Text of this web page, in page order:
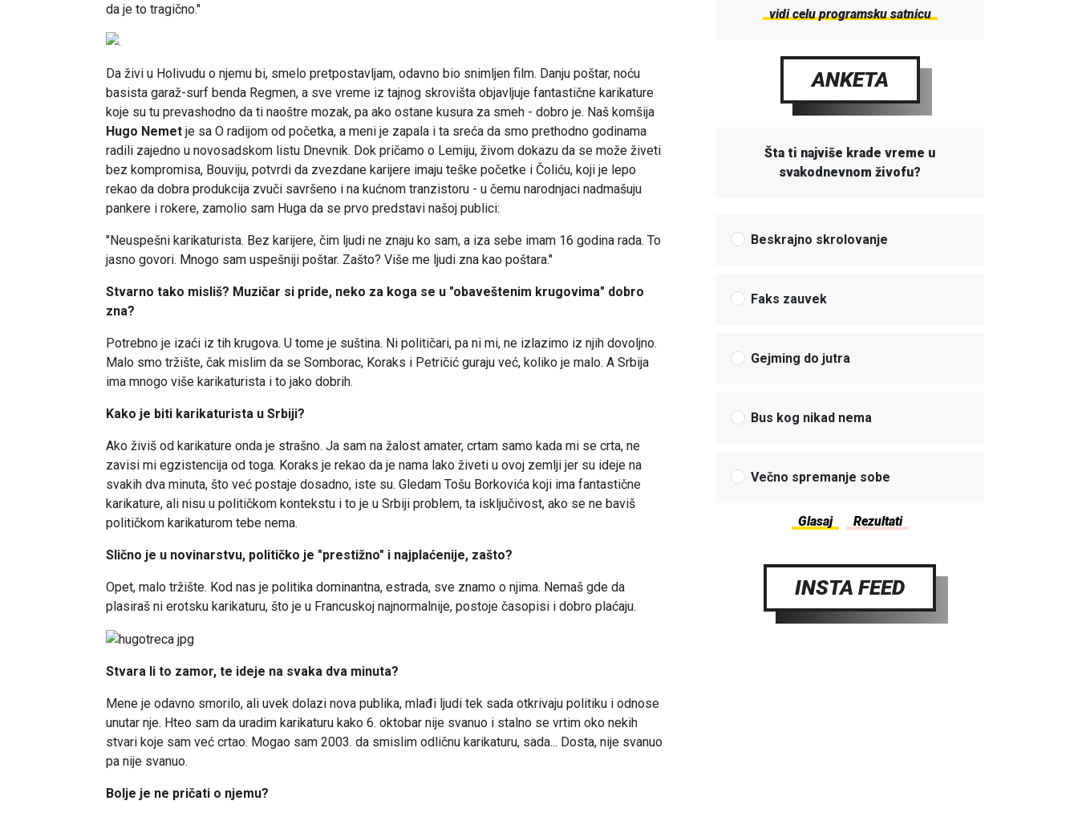
da je to tragično."
Da živi u Holivudu o njemu bi, smelo pretpostavljam, odavno bio snimljen film. Danju poštar, noću
basista garaž-surf benda Regmen, a sve vreme iz tajnog skrovišta objavljuje fantastične karikature
koje su tu prevashodno da ti naoštre mozak, pa ako ostane kusura za smeh - dobro je. Naš komšija
Hugo Nemet je sa O radijom od početka, a meni je zapala i ta sreća da smo prethodno godinama
radili zajedno u novosadskom listu Dnevnik. Dok pričamo o Lemiju, živom dokazu da se može živeti
bez kompromisa, Bouviju, potvrdi da zvezdane karijere imaju teške početke i Čoliću, koji je lepo
rekao da dobra produkcija zvuči savršeno i na kućnom tranzistoru - u čemu narodnjaci nadmašuju
pankere i rokere, zamolio sam Huga da se prvo predstavi našoj publici:
"Neuspešni karikaturista. Bez karijere, čim ljudi ne znaju ko sam, a iza sebe imam 16 godina rada. To
jasno govori. Mnogo sam uspešniji poštar. Zašto? Više me ljudi zna kao poštara."
Stvarno tako misliš? Muzičar si pride, neko za koga se u "obaveštenim krugovima" dobro
zna?
Potrebno je izaći iz tih krugova. U tome je suština. Ni političari, pa ni mi, ne izlazimo iz njih dovoljno.
Malo smo tržište, čak mislim da se Somborac, Koraks i Petričić guraju već, koliko je malo. A Srbija
ima mnogo više karikaturista i to jako dobrih.
Kako je biti karikaturista u Srbiji?
Ako živiš od karikature onda je strašno. Ja sam na žalost amater, crtam samo kada mi se crta, ne
zavisi mi egzistencija od toga. Koraks je rekao da je nama lako živeti u ovoj zemlji jer su ideje na
svakih dva minuta, što već postaje dosadno, iste su. Gledam Tošu Borkovića koji ima fantastične
karikature, ali nisu u političkom kontekstu i to je u Srbiji problem, ta isključivost, ako se ne baviš
političkom karikaturom tebe nema.
Slično je u novinarstvu, političko je "prestižno" i najplaćenije, zašto?
Opet, malo tržište. Kod nas je politika dominantna, estrada, sve znamo o njima. Nemaš gde da
plasiraš ni erotsku karikaturu, što je u Francuskoj najnormalnije, postoje časopisi i dobro plaćaju.
Stvara li to zamor, te ideje na svaka dva minuta?
Mene je odavno smorilo, ali uvek dolazi nova publika, mlađi ljudi tek sada otkrivaju politiku i odnose
unutar nje. Hteo sam da uradim karikaturu kako 6. oktobar nije svanuo i stalno se vrtim oko nekih
stvari koje sam već crtao. Mogao sam 2003. da smislim odličnu karikaturu, sada... Dosta, nije svanuo
pa nije svanuo.
Bolje je ne pričati o njemu?
vidi celu programsku satnicu
ANKETA
Šta ti najviše krade vreme u
svakodnevnom živofu?
Beskrajno skrolovanje
Faks zauvek
Gejming do jutra
Bus kog nikad nema
Večno spremanje sobe
INSTA FEED